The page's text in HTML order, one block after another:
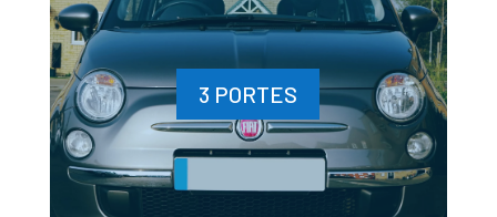
3 PORTES